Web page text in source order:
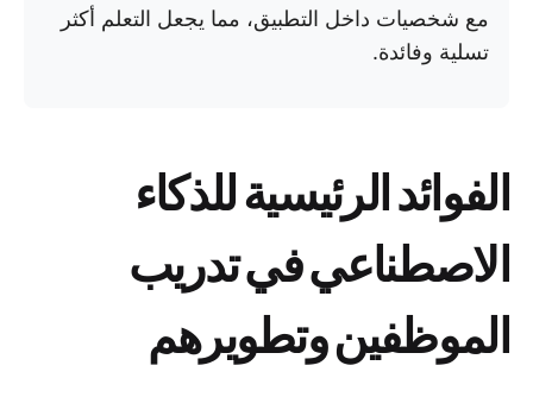
مع شخصيات داخل التطبيق، مما يجعل التعلم أكثر
تسلية وفائدة.
الفوائد الرئيسية للذكاء
الاصطناعي في تدريب
الموظفين وتطويرهم